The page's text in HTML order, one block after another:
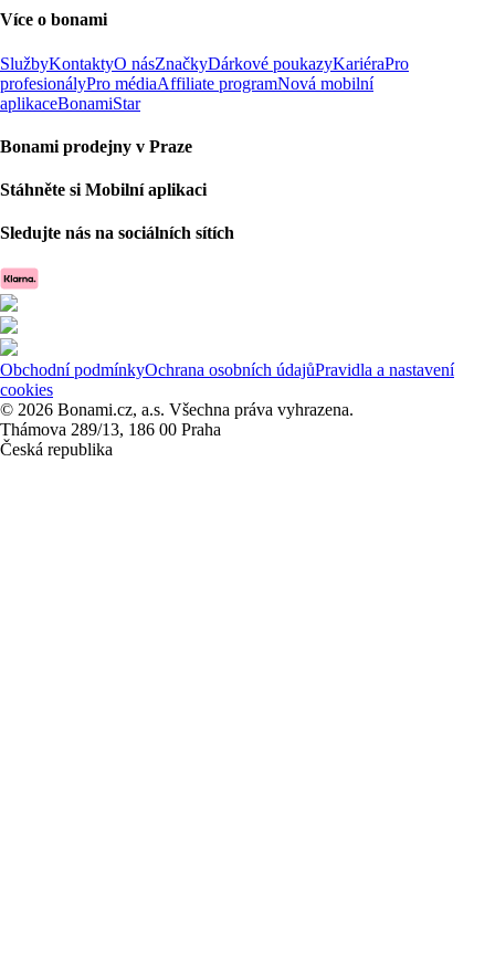
Více o bonami
SlužbyKontaktyO násZnačkyDárkové poukazyKariéraPro
profesionályPro médiaAffiliate programNová mobilní
aplikaceBonamiStar
Bonami prodejny v Praze
Stáhněte si Mobilní aplikaci
Sledujte nás na sociálních sítích
Obchodní podmínkyOchrana osobních údajůPravidla a nastavení
cookies
© 2026 Bonami.cz, a.s. Všechna práva vyhrazena.
Thámova 289/13, 186 00 Praha
Česká republika